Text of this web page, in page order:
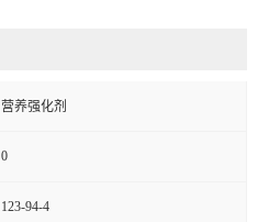
营养强化剂
0
123-94-4